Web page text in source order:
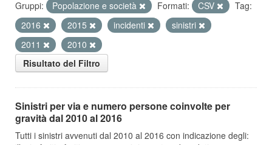
Gruppi:
Popolazione e società Formati: CSV
Tag:
2016
2015 incidenti
sinistri
2011
2010
Risultato del Filtro
Sinistri per via e numero persone coinvolte per
gravità dal 2010 al 2016
Tutti i sinistri avvenuti dal 2010 al 2016 con indicazione degli: